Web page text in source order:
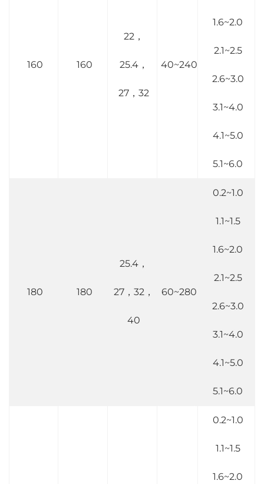
160 160
22，
25.4，
27，32
40~240
1.6~2.0
2.1~2.5
2.6~3.0
3.1~4.0
4.1~5.0
5.1~6.0
180 180
25.4，
27，32，
40
60~280
0.2~1.0
1.1~1.5
1.6~2.0
2.1~2.5
2.6~3.0
3.1~4.0
4.1~5.0
5.1~6.0
0.2~1.0
1.1~1.5
1.6~2.0